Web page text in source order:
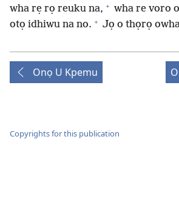
wha rẹ rọ reuku na, + wha re voro
otọ idhiwu na no. + Jọ o thọrọ
Onọ U Kpemu
Copyrights for this publication